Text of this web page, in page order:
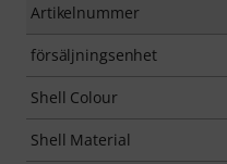
Artikelnummer
försäljningsenhet
Shell Colour
Shell Material